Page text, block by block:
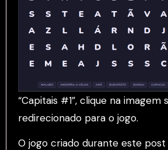
“Capitais #1”, clique na imagem
redirecionado para o jogo.
O jogo criado durante este